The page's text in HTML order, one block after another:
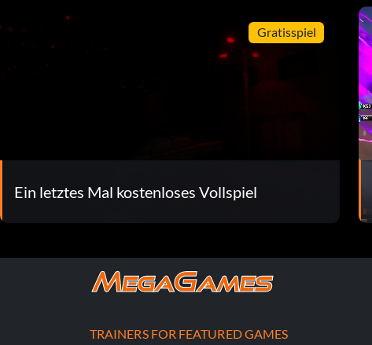
Gratisspiel
Ein letztes Mal kostenloses Vollspiel
TRAINERS FOR FEATURED GAMES